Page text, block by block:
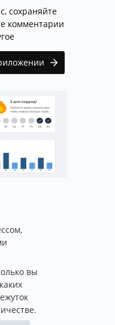
сохраняйте
комментарии
вы